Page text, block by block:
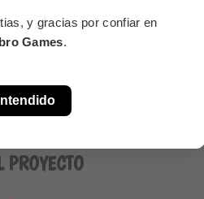
DE JUEGO
PROYECTO
y gracias por confiar en
Games.